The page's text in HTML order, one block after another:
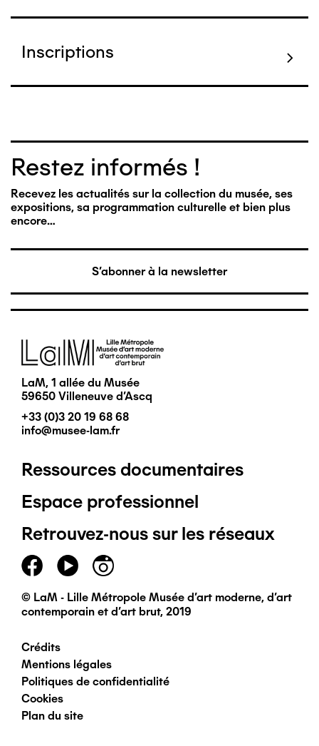
Inscriptions
Restez informés !
Recevez les actualités sur la collection du musée, ses
expositions, sa programmation culturelle et bien plus
encore…
S'abonner à la newsletter
Image
LaM, 1 allée du Musée
59650 Villeneuve d'Ascq
+33 (0)3 20 19 68 68
info@musee-lam.fr
Pied
de
page
principal
Ressources documentaires
Espace professionnel
Retrouvez-nous sur les réseaux
© LaM - Lille Métropole Musée d'art moderne, d'art
contemporain et d'art brut, 2019
Pied
de
page
Crédits
Mentions légales
Politiques de confidentialité
Cookies
Plan du site